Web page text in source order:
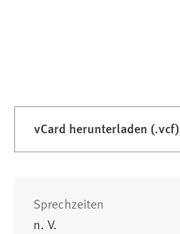
vCard herunterladen (.vcf)
Sprechzeiten
n. V.